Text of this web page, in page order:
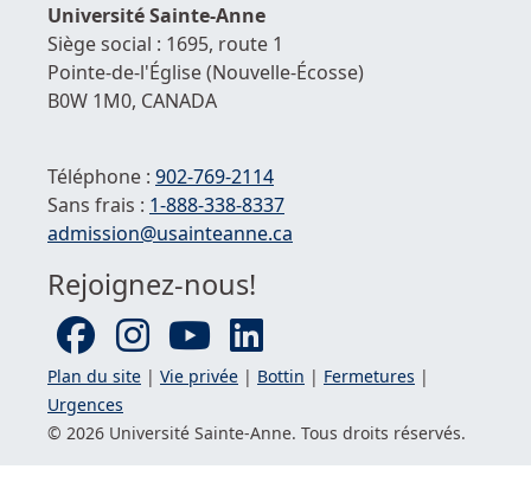
UniversitéSainte-Anne
Siège social : 1695, route 1
Pointe-de-l'Église(Nouvelle-Écosse)
B0W 1M0, CANADA
Téléphone : 902-769-2114
Sans frais : 1-888-338-8337
Courriel :
admission@usainteanne.ca
Rejoignez-nous!
Plan du site | Vie privée | Bottin | Fermetures |
Urgences
© 2026 Université Sainte-Anne. Tous droits réservés.